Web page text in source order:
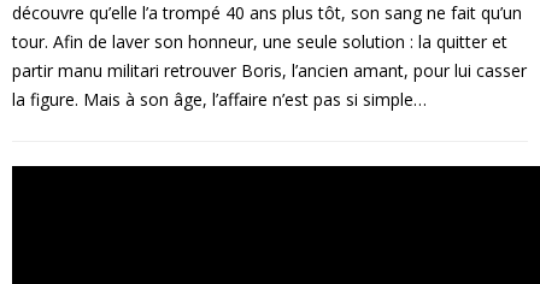
découvre qu’elle l’a trompé 40 ans plus tôt, son sang ne fait qu’un
tour. Afin de laver son honneur, une seule solution : la quitter et
partir manu militari retrouver Boris, l’ancien amant, pour lui casser
la figure. Mais à son âge, l’affaire n’est pas si simple…